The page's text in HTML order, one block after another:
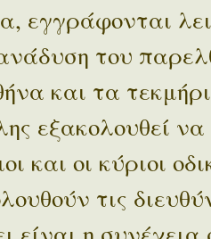
εγγράφονται
του
και τα
εξακολουθεί
και οι κύριοι
τις